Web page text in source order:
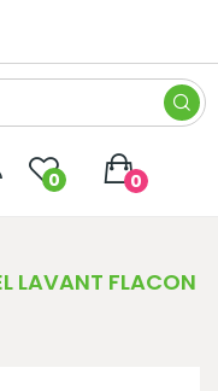
0 0
LAVANT FLACON